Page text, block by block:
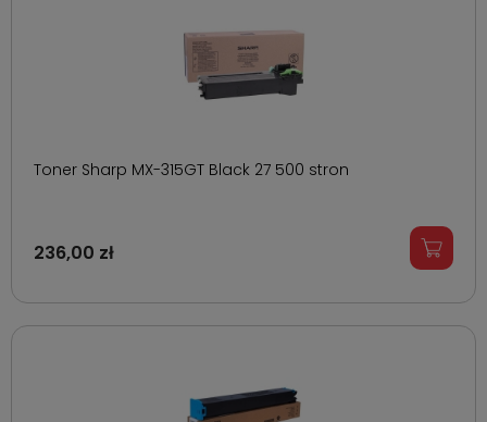
Toner Sharp MX-315GT Black 27 500 stron
236,00 zł